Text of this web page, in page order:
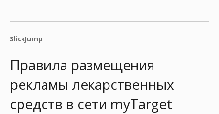
SlickJump
Правила размещения
рекламы лекарственных
средств в сети myTarget